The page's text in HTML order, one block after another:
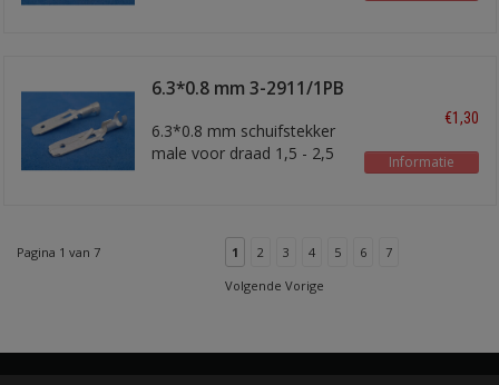
6.3*0.8 mm 3-2911/1PB
6.3*0.8 mm schuifstekker
male voor draad 1,5 - 2,5
€1,30
Informatie
Pagina 1 van 7 1 2 3 4 5 6
7
Volgende Vorige